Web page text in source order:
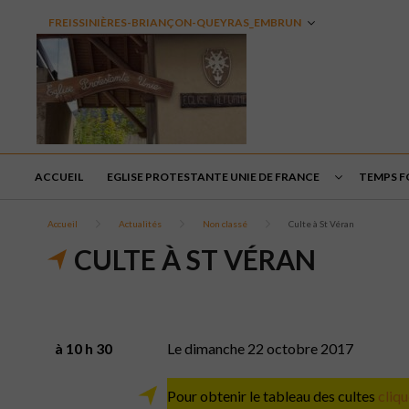
FREISSINIÈRES-BRIANÇON-QUEYRAS_EMBRUN
ACCUEIL EGLISE PROTESTANTE UNIE DE FRANCE TEMPS
Accueil Actualités Non classé Culte à St Véran
CULTE À ST VÉRAN
à 10 h 30 Le dimanche 22 octobre 2017
Pour obtenir le tableau des cultes